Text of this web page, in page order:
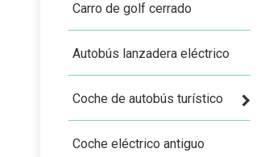
Carro de golf cerrado
Autobús lanzadera eléctrico
Coche de autobús turístico
Coche eléctrico antiguo